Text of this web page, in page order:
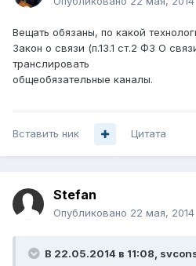
Вещать обязаны, по какой
Закон о связи (п.13.1 ст.2 ФЗ О
транслировать
общеобязательные каналы.
Вставить ник Цитата
Stefan
Опубликовано 22 мая, 2014
В 22.05.2014 в 11:08,